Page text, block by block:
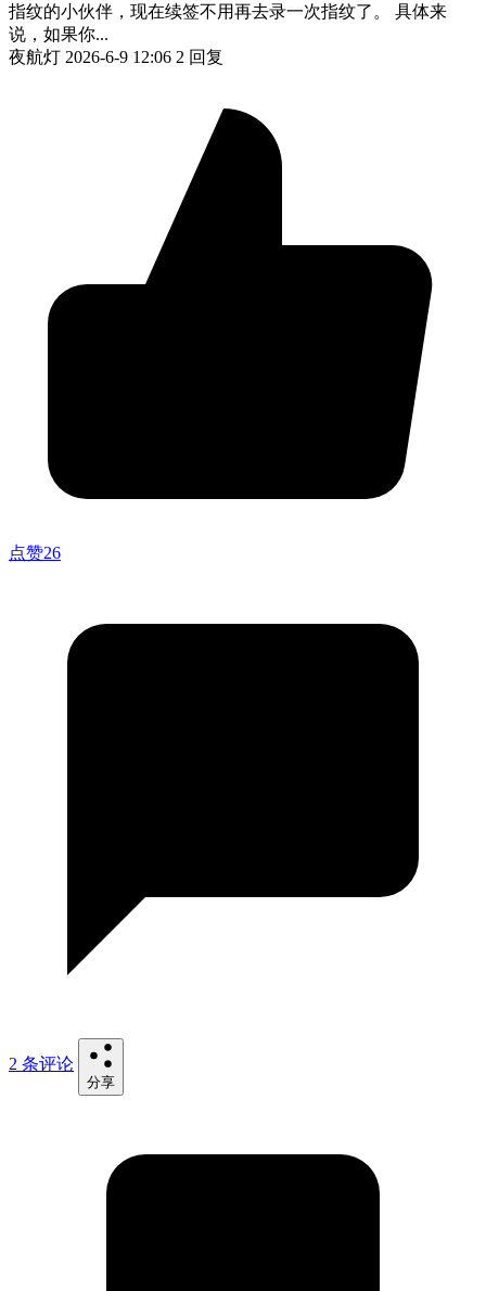
指纹的小伙伴，现在续签不用再去录一次指纹了。 具体来
说，如果你...
夜航灯 2026-6-9 12:06 2 回复
点赞26
2 条评论
分享